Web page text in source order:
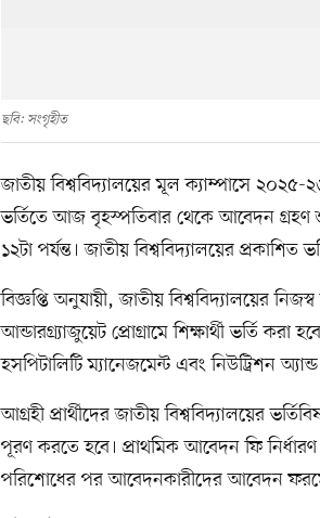
ছবি: সংগৃহীত
জাতীয় বিশ্ববিদ্যালয়ের মূল ক্যাম্পাসে ২০২৫-২৬
ভর্তিতে আজ বৃহস্পতিবার থেকে আবেদন
১২টা পর্যন্ত। জাতীয় বিশ্ববিদ্যালয়ের প্রকাশিত
বিজ্ঞপ্তি অনুযায়ী, জাতীয় বিশ্ববিদ্যালয়ের
আন্ডারগ্র্যাজুয়েট প্রোগ্রামে শিক্ষার্থী ভর্তি
হসপিটালিটি ম্যানেজমেন্ট এবং নিউট্রিশন
আগ্রহী প্রার্থীদের জাতীয় বিশ্ববিদ্যালয়ের
পূরণ করতে হবে। প্রাথমিক আবেদন ফি
পরিশোধের পর আবেদনকারীদের আবেদন